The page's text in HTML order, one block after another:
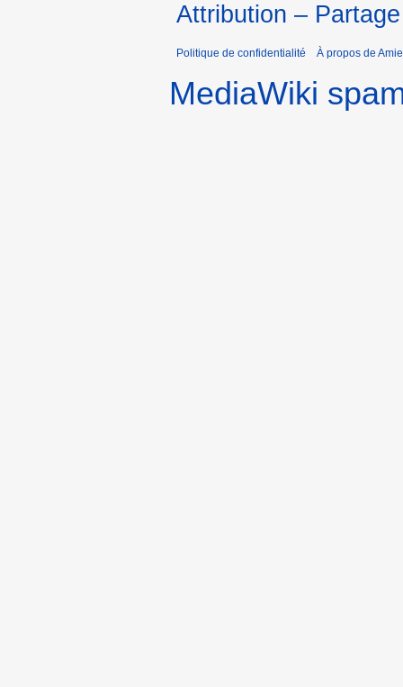
Attribution –
Politique de confidentialité À propos de
MediaWiki